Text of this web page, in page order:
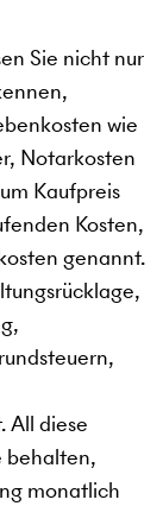
Sie nicht nur
wie
Notarkosten
Kaufpreis
Kosten,
genannt.
All diese
behalten,
monatlich